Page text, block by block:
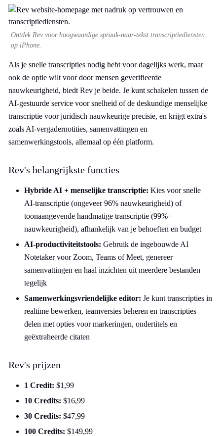
Ontdek Rev voor hoogwaardige spraak-naar-tekst transcriptiediensten
op iPhone.
Als je snelle transcripties nodig hebt voor dagelijks werk, maar
ook de optie wilt voor door mensen geverifieerde
nauwkeurigheid, biedt Rev je beide. Je kunt schakelen tussen de
AI-gestuurde service voor snelheid of de deskundige menselijke
transcriptie voor juridisch nauwkeurige precisie, en krijgt extra's
zoals AI-vergadernotities, samenvattingen en
samenwerkingstools, allemaal op één platform.
Rev's belangrijkste functies
Hybride AI + menselijke transcriptie: Kies voor snelle
AI-transcriptie (ongeveer 96% nauwkeurigheid) of
toonaangevende handmatige transcriptie (99%+
nauwkeurigheid), afhankelijk van je behoeften en budget
AI-productiviteitstools: Gebruik de ingebouwde AI
Notetaker voor Zoom, Teams of Meet, genereer
samenvattingen en haal inzichten uit meerdere bestanden
tegelijk
Samenwerkingsvriendelijke editor: Je kunt transcripties in
realtime bewerken, teamversies beheren en transcripties
delen met opties voor markeringen, ondertitels en
geëxtraheerde citaten
Rev's prijzen
1 Credit: $1,99
10 Credits: $16,99
30 Credits: $47,99
100 Credits: $149,99